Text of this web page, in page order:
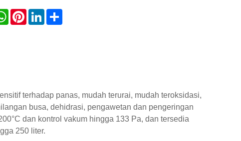
WhatsAppPinterestLinkedInShare
terhadap panas, mudah terurai, mudah teroksidasi,
busa, dehidrasi, pengawetan dan pengeringan
dan kontrol vakum hingga 133 Pa, dan tersedia
250 liter.